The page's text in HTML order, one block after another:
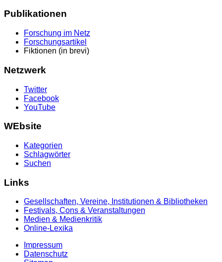
Publikationen
Forschung im Netz
Forschungsartikel
Fiktionen (in brevi)
Netzwerk
Twitter
Facebook
YouTube
WEbsite
Kategorien
Schlagwörter
Suchen
Links
Gesellschaften, Vereine, Institutionen & Bibliotheken
Festivals, Cons & Veranstaltungen
Medien & Medienkritik
Online-Lexika
Impressum
Datenschutz